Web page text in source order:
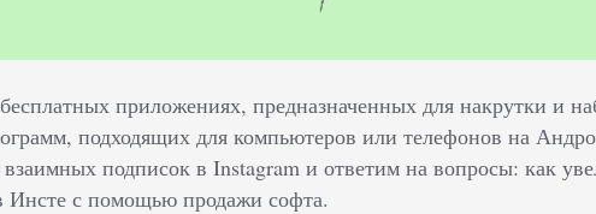
приложениях, предназначенных для накрутки и
подходящих для компьютеров или телефонов на
подписок в Instagram и ответим на вопросы: как
Инсте с помощью продажи софта.